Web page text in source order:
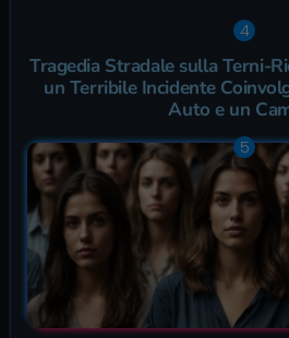
Tragedia Stradale sulla Terni-
un Terribile Incidente
Auto e un